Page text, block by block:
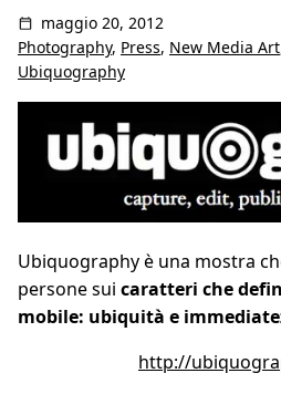
maggio 20, 2012
Photography, Press, New Media Art
Ubiquography
Ubiquography è una mostra
persone sui caratteri che
mobile: ubiquità e
http://